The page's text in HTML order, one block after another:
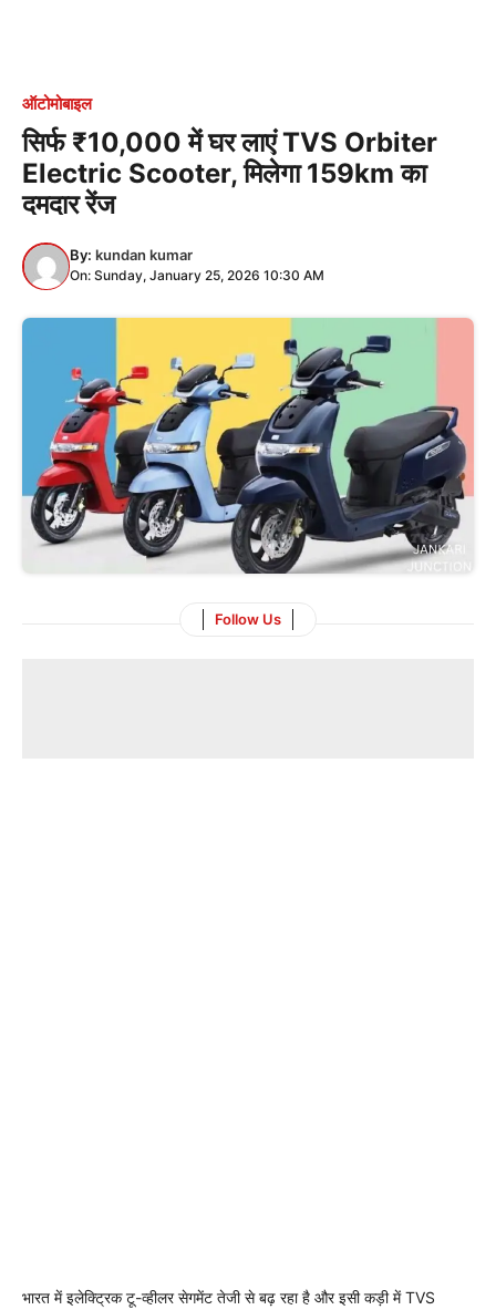
ऑटोमोबाइल
सिर्फ ₹10,000 में घर लाएं TVS Orbiter
Electric Scooter, मिलेगा 159km का
दमदार रेंज
By: kundan kumar
On: Sunday, January 25, 2026 10:30 AM
Follow Us
भारत में इलेक्ट्रिक टू-व्हीलर सेगमेंट तेजी से बढ़ रहा है और इसी कड़ी में TVS